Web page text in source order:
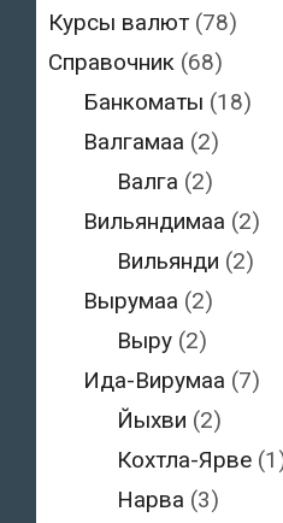
Курсы валют (78)
Справочник (68)
Банкоматы (18)
Валгамаа (2)
Валга (2)
Вильяндимаа (2)
Вильянди (2)
Вырумаа (2)
Выру (2)
Ида-Вирумаа (7)
Йыхви (2)
Кохтла-Ярве
Нарва (3)